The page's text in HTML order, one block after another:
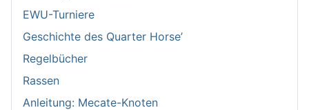
EWU-Turniere
Geschichte des Quarter Horse’
Regelbücher
Rassen
Anleitung: Mecate-Knoten